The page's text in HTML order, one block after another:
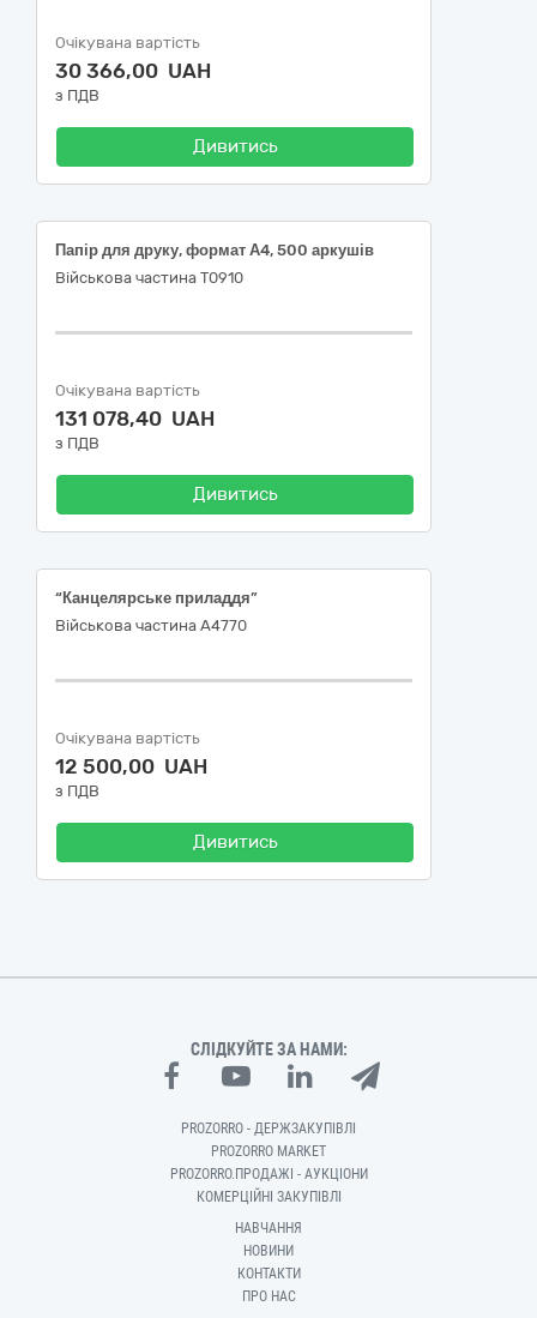
Очікувана вартість
30 366,00 UAH
з ПДВ
Дивитись
Папір для друку, формат А4, 500 аркушів
Військова частина Т0910
Очікувана вартість
131 078,40 UAH
з ПДВ
Дивитись
“Канцелярське приладдя”
Військова частина А4770
Очікувана вартість
12 500,00 UAH
з ПДВ
Дивитись
СЛІДКУЙТЕ ЗА НАМИ:
PROZORRO - ДЕРЖЗАКУПІВЛІ
PROZORRO MARKET
PROZORRO.ПРОДАЖІ - АУКЦІОНИ
КОМЕРЦІЙНІ ЗАКУПІВЛІ
НАВЧАННЯ
НОВИНИ
КОНТАКТИ
ПРО НАС